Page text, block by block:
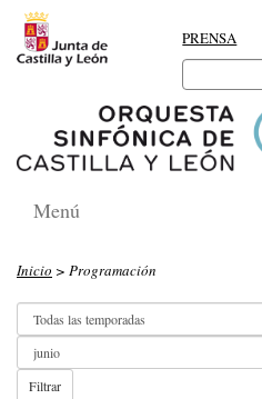
PRENSA
Search
for:
Menú
O
R
Q
U
Inicio > Programación
Filtrar